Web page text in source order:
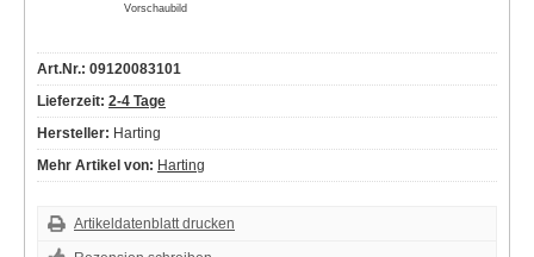
Vorschaubild
Art.Nr.: 09120083101
Lieferzeit: 2-4 Tage
Hersteller: Harting
Mehr Artikel von: Harting
Artikeldatenblatt drucken